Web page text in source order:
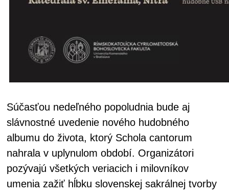
Súčasťou nedeľného popoludnia bude aj
slávnostné uvedenie nového hudobného
albumu do života, ktorý Schola cantorum
nahrala v uplynulom období. Organizátori
pozývajú všetkých veriacich i milovníkov
umenia zažiť hĺbku slovenskej sakrálnej tvorby